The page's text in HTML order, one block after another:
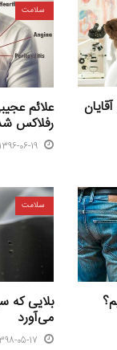
سلامت
علائم
رفلاکس
1396-06-19
سلامت
بلایی که
می‌آورد
05-17